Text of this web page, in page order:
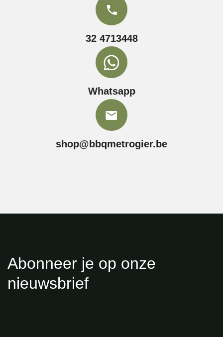
32 4713448
Whatsapp
shop@bbqmetrogier.be
Abonneer je op onze
nieuwsbrief